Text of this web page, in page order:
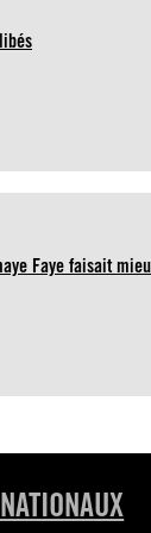
Faye faisait